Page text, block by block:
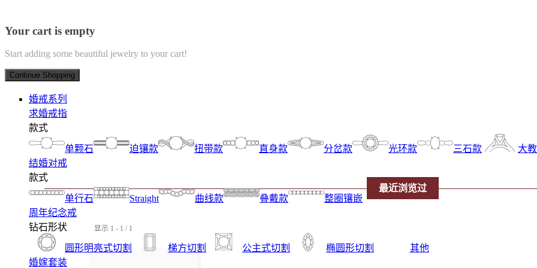
Your cart is empty
Start adding some beautiful jewelry to your cart!
Continue Shopping
婚戒系列
求婚戒指
款式
单颗石 迫镶款 扭带款 直身款 分岔款 光环款 三石款
大
结婚对戒
款式
单行石 Straight 曲线款 叠戴款
整圈镶嵌
周年纪念戒
钻石形状
圆形明亮式切割 梯方切割 公主式切割 椭圆形切割
其他
婚嫁套装
最近浏览过
显示 1 - 1 / 1